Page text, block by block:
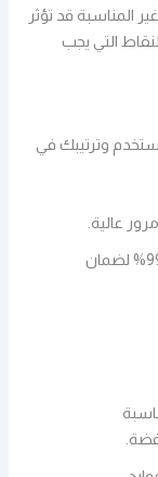
المناسبة قد تؤثر
التي يجب
وترتيبك في
عالية.
لا يقل عن 99.9% لضمان